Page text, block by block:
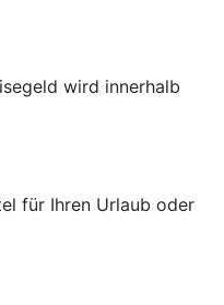
wird innerhalb
für Ihren Urlaub oder